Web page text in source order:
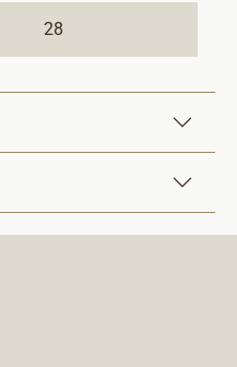
28